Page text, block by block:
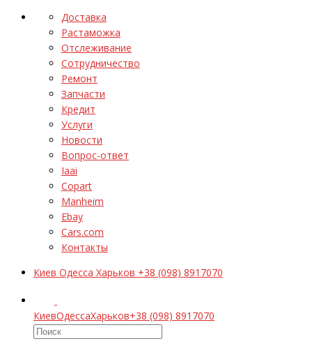
Доставка
Растаможка
Отслеживание
Сотрудничество
Ремонт
Запчасти
Кредит
Услуги
Новости
Вопрос-ответ
Iaai
Copart
Manheim
Ebay
Cars.com
Контакты
Киев Одесса Харьков +38 (098) 8917070
КиевОдессаХарьков+38 (098) 8917070